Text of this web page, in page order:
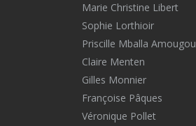
Marie Christine Libert
Sophie Lorthioir
Priscille Mballa Amougou
Claire Menten
Gilles Monnier
Françoise Pâques
Véronique Pollet